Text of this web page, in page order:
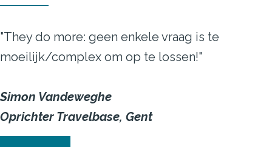
"They do more: geen enkele vraag is te
moeilijk/complex om op te lossen!"
Simon Vandeweghe
Oprichter Travelbase, Gent